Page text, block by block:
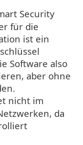
Security
für die
ist ein
Software also
aber ohne
nicht im
da